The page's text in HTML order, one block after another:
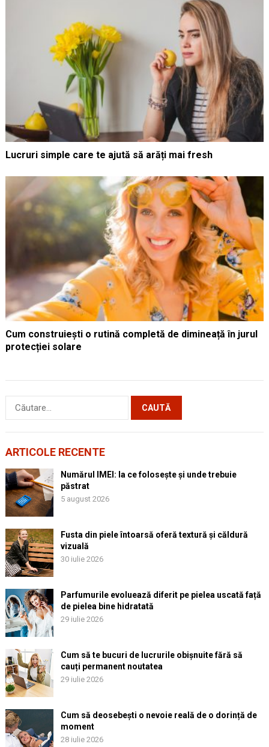
Lucruri simple care te ajută să arăți mai fresh
Cum construiești o rutină completă de dimineață în jurul
protecției solare
după:
ARTICOLE RECENTE
Numărul IMEI: la ce folosește și unde trebuie
păstrat
5 august 2026
Fusta din piele întoarsă oferă textură și căldură
vizuală
30 iulie 2026
Parfumurile evoluează diferit pe pielea uscată față
de pielea bine hidratată
29 iulie 2026
Cum să te bucuri de lucrurile obișnuite fără să
cauți permanent noutatea
29 iulie 2026
Cum să deosebești o nevoie reală de o dorință de
moment
28 iulie 2026